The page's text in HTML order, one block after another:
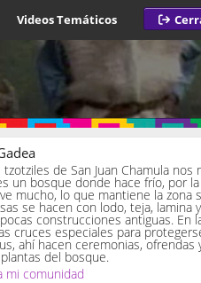
Videos Temáticos
tzotziles de San Juan Chamula nos
un bosque donde hace frío, por
mucho, lo que mantiene la zona
se hacen con lodo, teja, lamina
construcciones antiguas. En
cruces especiales para
ahí hacen ceremonias, ofrendas
del bosque.
mi comunidad